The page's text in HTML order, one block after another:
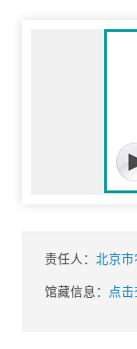
责任人： 北京市
馆藏信息： 点